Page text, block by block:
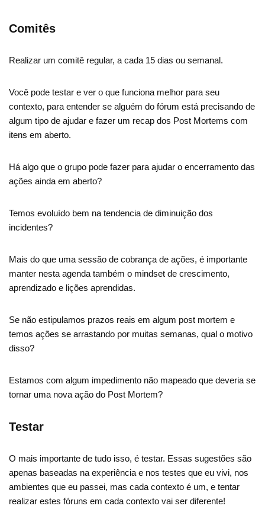
Comitês
Realizar um comitê regular, a cada 15 dias ou semanal.
Você pode testar e ver o que funciona melhor para seu
contexto, para entender se alguém do fórum está precisando de
algum tipo de ajudar e fazer um recap dos Post Mortems com
itens em aberto.
Há algo que o grupo pode fazer para ajudar o encerramento das
ações ainda em aberto?
Temos evoluído bem na tendencia de diminuição dos
incidentes?
Mais do que uma sessão de cobrança de ações, é importante
manter nesta agenda também o mindset de crescimento,
aprendizado e lições aprendidas.
Se não estipulamos prazos reais em algum post mortem e
temos ações se arrastando por muitas semanas, qual o motivo
disso?
Estamos com algum impedimento não mapeado que deveria se
tornar uma nova ação do Post Mortem?
Testar
O mais importante de tudo isso, é testar. Essas sugestões são
apenas baseadas na experiência e nos testes que eu vivi, nos
ambientes que eu passei, mas cada contexto é um, e tentar
realizar estes fóruns em cada contexto vai ser diferente!